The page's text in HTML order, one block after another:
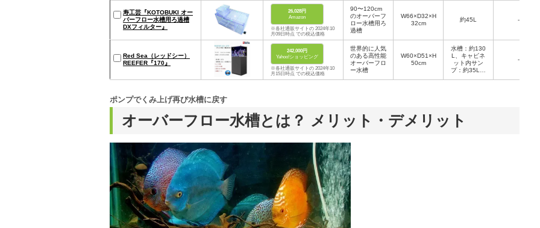
寿工芸『KOTOBUKI オー
バーフロー水槽用ろ過槽
DXフィルター』
26,028円
Amazon
※各社通販サイトの 2024年10
月09日時点 での税込価格
90〜120cm
のオーバーフ
ロー水槽用ろ
過槽
W66×D32×H
32cm
約45L -
Red Sea（レッドシー）
REEFER『170』
242,000円
Yahoo!ショッピング
※各社通販サイトの 2024年10
月15日時点 での税込価格
世界的に人気
のある高性能
オーバーフロ
ー水槽
W60×D51×H
50cm
水槽：約130
L、キャビネ
ット内サン
プ：約35L、
-
オーバーフロー水槽とは？ メリット・デメリット
ポンプでくみ上げ再び水槽に戻す